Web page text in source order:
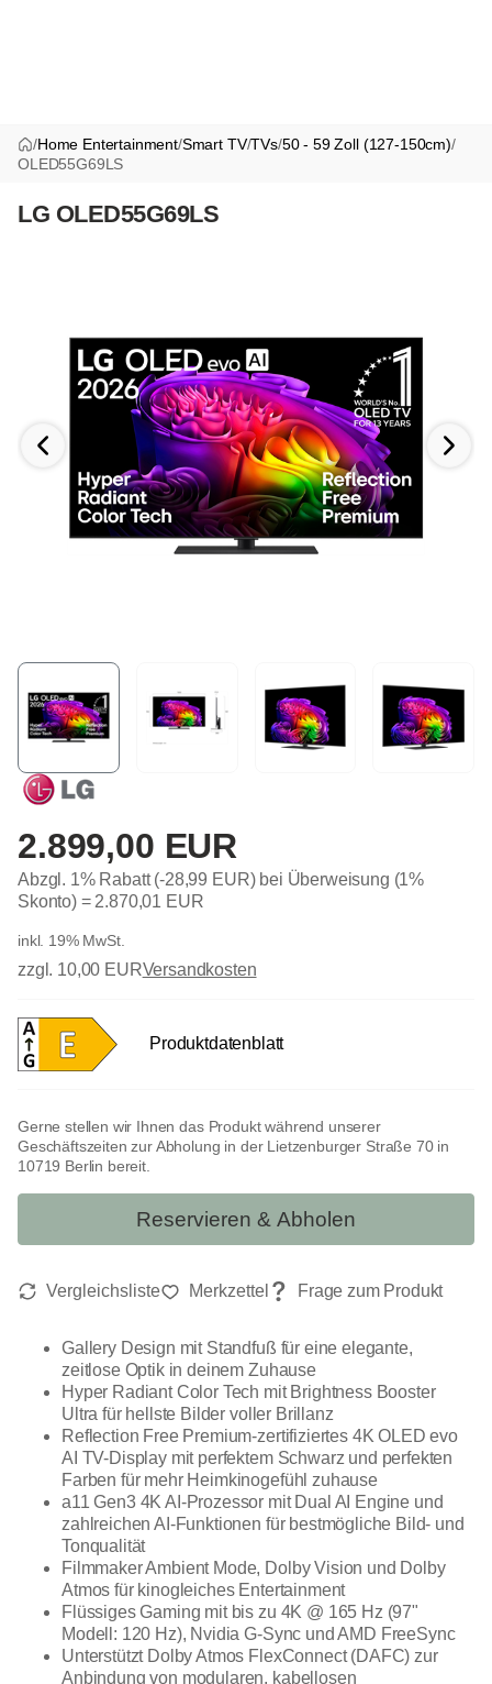
/Home Entertainment/Smart TV/TVs/50 - 59 Zoll (127-150cm)/
OLED55G69LS
LG OLED55G69LS
Gallery Design mit Standfuß für eine elegante,
zeitlose Optik in deinem Zuhause
Hyper Radiant Color Tech mit Brightness Booster
Ultra für hellste Bilder voller Brillanz
Reflection Free Premium-zertifiziertes 4K OLED evo
AI TV-Display mit perfektem Schwarz und perfekten
Farben für mehr Heimkinogefühl zuhause
a11 Gen3 4K AI-Prozessor mit Dual AI Engine und
zahlreichen AI-Funktionen für bestmögliche Bild- und
Tonqualität
Filmmaker Ambient Mode, Dolby Vision und Dolby
Atmos für kinogleiches Entertainment
Flüssiges Gaming mit bis zu 4K @ 165 Hz (97"
Modell: 120 Hz), Nvidia G-Sync und AMD FreeSync
Unterstützt Dolby Atmos FlexConnect (DAFC) zur
Anbindung von modularen, kabellosen
2.899,00 EUR
Abzgl. 1% Rabatt (-28,99 EUR) bei Überweisung (1%
Skonto) =2.870,01 EUR
inkl. 19% MwSt.
zzgl. 10,00 EURVersandkosten
Produktdatenblatt
Gerne stellen wir Ihnen das Produkt während unserer
Geschäftszeiten zur Abholung in der Lietzenburger Straße 70 in
10719 Berlin bereit.
Reservieren & Abholen